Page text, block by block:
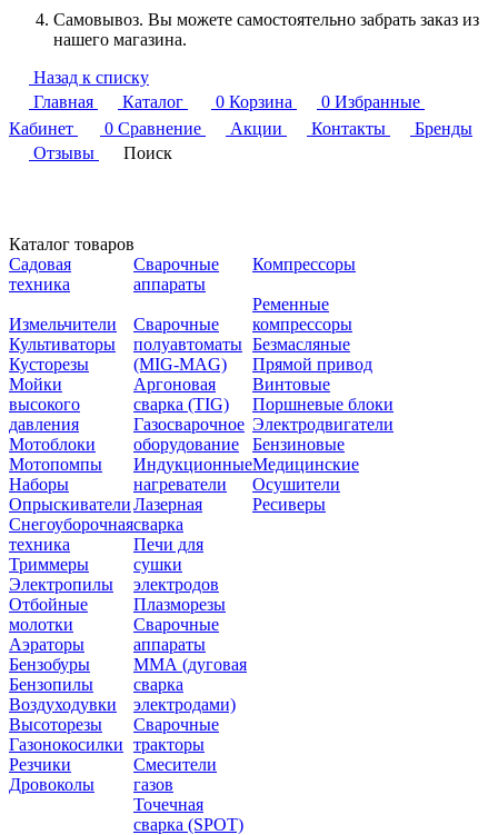
Самовывоз. Вы можете самостоятельно забрать заказ из
нашего магазина.
Назад к списку
Главная
Каталог 0 Корзина 0 Избранные
Кабинет
0 Сравнение Акции Контакты
Бренды
Отзывы
Поиск
Каталог товаров
Садовая
техника
Измельчители
Культиваторы
Кусторезы
Мойки
высокого
давления
Мотоблоки
Мотопомпы
Наборы
Опрыскиватели
Снегоуборочная
техника
Триммеры
Электропилы
Отбойные
молотки
Аэраторы
Бензобуры
Бензопилы
Воздуходувки
Высоторезы
Газонокосилки
Резчики
Дровоколы
Сварочные
аппараты
Сварочные
полуавтоматы
(MIG-MAG)
Аргоновая
сварка (TIG)
Газосварочное
оборудование
Индукционные
нагреватели
Лазерная
сварка
Печи для
сушки
электродов
Плазморезы
Сварочные
аппараты
ММА (дуговая
сварка
электродами)
Сварочные
тракторы
Смесители
газов
Точечная
сварка (SPOT)
Компрессоры
Ременные
компрессоры
Безмасляные
Прямой привод
Винтовые
Поршневые блоки
Электродвигатели
Бензиновые
Медицинские
Осушители
Ресиверы